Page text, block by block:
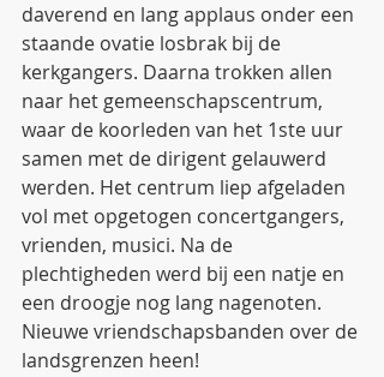
daverend en lang applaus onder een
staande ovatie losbrak bij de
kerkgangers. Daarna trokken allen
naar het gemeenschapscentrum,
waar de koorleden van het 1ste uur
samen met de dirigent gelauwerd
werden. Het centrum liep afgeladen
vol met opgetogen concertgangers,
vrienden, musici. Na de
plechtigheden werd bij een natje en
een droogje nog lang nagenoten.
Nieuwe vriendschapsbanden over de
landsgrenzen heen!